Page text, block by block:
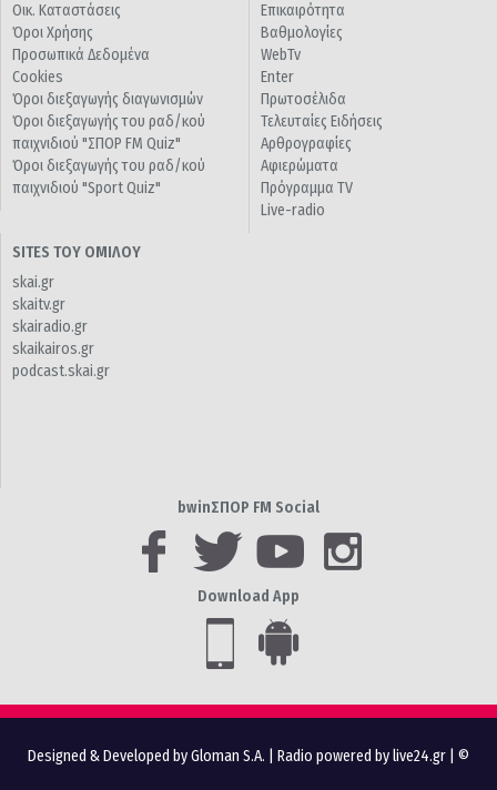
Οικ. Καταστάσεις
Όροι Χρήσης
Προσωπικά Δεδομένα
Cookies
Όροι διεξαγωγής διαγωνισμών
Όροι διεξαγωγής του ραδ/κού
παιχνιδιού "ΣΠΟΡ FM Quiz"
Όροι διεξαγωγής του ραδ/κού
παιχνιδιού "Sport Quiz"
Επικαιρότητα
Βαθμολογίες
WebTv
Enter
Πρωτοσέλιδα
Τελευταίες Ειδήσεις
Αρθρογραφίες
Αφιερώματα
Πρόγραμμα TV
Live-radio
SITES ΤΟΥ ΟΜΙΛΟΥ
skai.gr
skaitv.gr
skairadio.gr
skaikairos.gr
podcast.skai.gr
bwinΣΠΟΡ FM Social
Download App
Designed & Developed by Gloman S.A. Radio powered by live24.gr | ©